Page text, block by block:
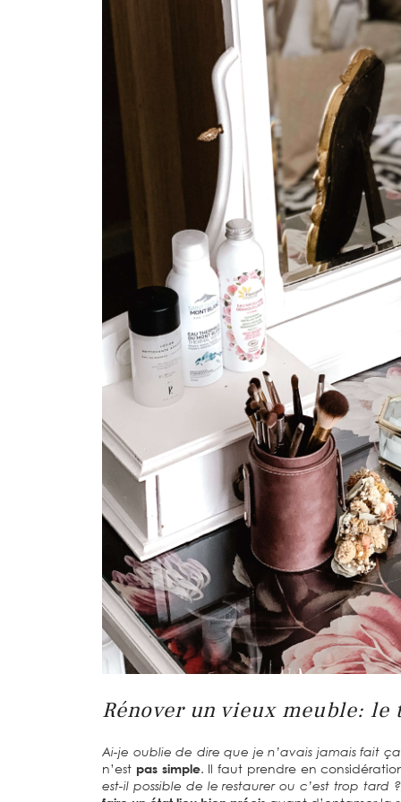
Rénover un vieux meuble: le
Ai-je oublie de dire que je n’avais jamais fait
n’est pas simple. Il faut prendre en
est-il possible de le restaurer ou c’est trop